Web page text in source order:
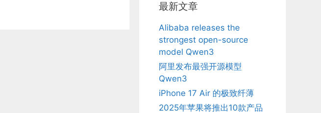
最新文章
Alibaba releases the
strongest open-source
model Qwen3
阿里发布最强开源模型
Qwen3
iPhone 17 Air 的极致纤薄
2025年苹果将推出10款产品